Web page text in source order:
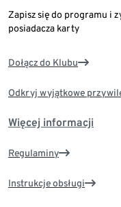
Zapisz się do programu i
posiadacza karty
Dołącz do Klubu
Odkryj wyjątkowe
Więcej informacji
Regulaminy
Instrukcje obsługi